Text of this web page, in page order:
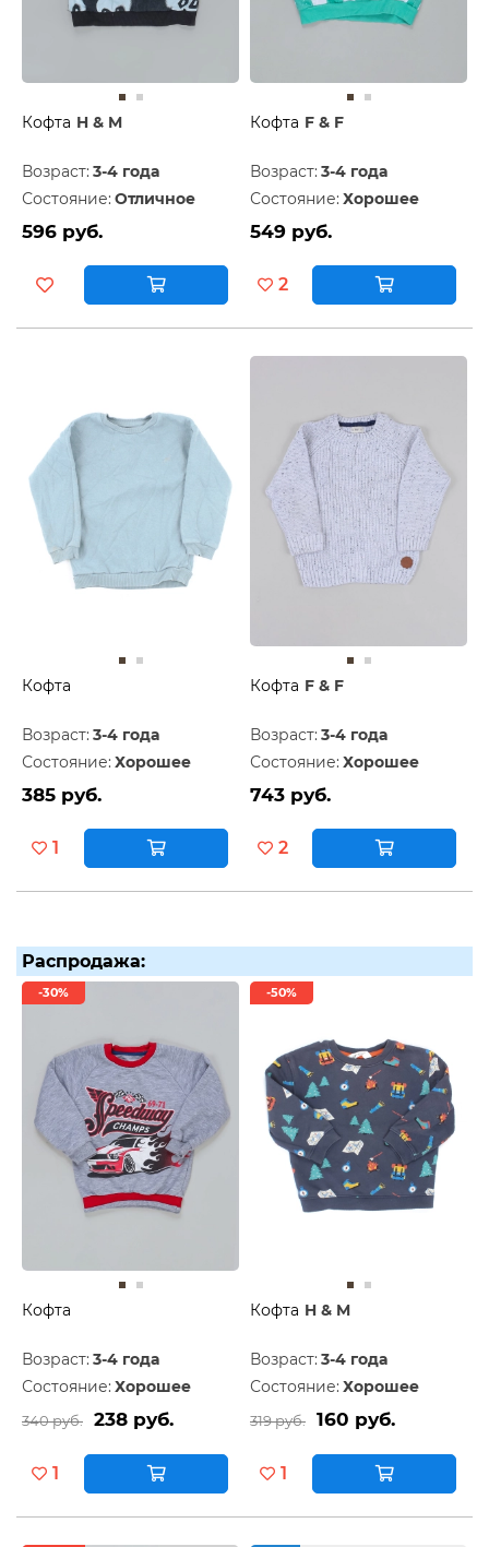
Кофта H & M
Возраст: 3-4 года
Состояние: Отличное
596 руб.
Кофта F & F
Возраст: 3-4 года
Состояние: Хорошее
549 руб.
2
Кофта
Возраст: 3-4 года
Состояние: Хорошее
385 руб.
1
Кофта F & F
Возраст: 3-4 года
Состояние: Хорошее
743 руб.
2
Распродажа:
-30%
Кофта
Возраст: 3-4 года
Состояние: Хорошее
340 руб. 238 руб.
1
-50%
Кофта H & M
Возраст: 3-4 года
Состояние: Хорошее
319 руб. 160 руб.
1